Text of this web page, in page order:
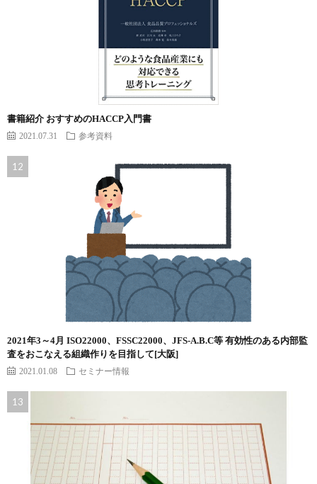
書籍紹介 おすすめのHACCP入門書
2021.07.31 参考資料
2021年3～4月 ISO22000、FSSC22000、JFS-A.B.C等 有効性のある内部監
査をおこなえる組織作りを目指して[大阪]
2021.01.08 セミナー情報